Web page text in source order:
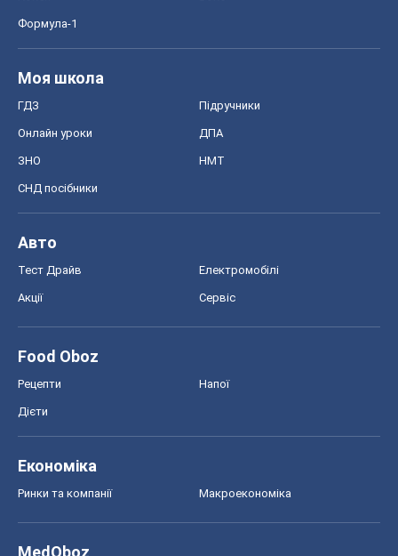
Формула-1
Моя школа
ГДЗ Підручники
Онлайн уроки ДПА
ЗНО НМТ
СНД посібники
Авто
Тест Драйв Електромобілі
Акції Сервіс
Food Oboz
Рецепти Напої
Дієти
Економіка
Ринки та компанії Макроекономіка
MedOboz